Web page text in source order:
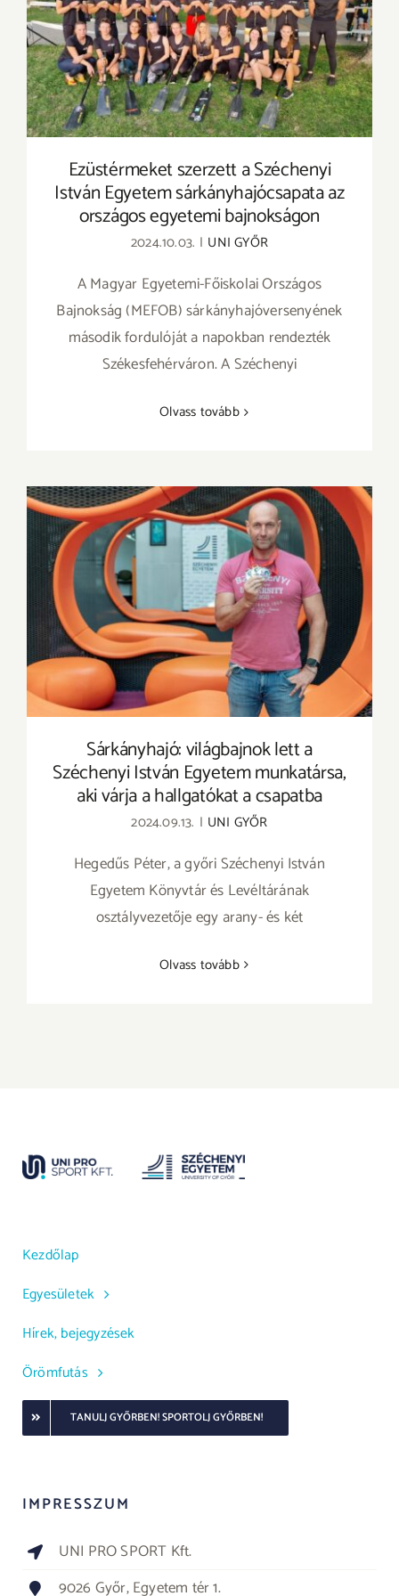
Ezüstérmeket szerzett a Széchenyi István
Egyetem sárkányhajócsapata az országos
egyetemi bajnokságon
Ezüstérmeket szerzett a Széchenyi
István Egyetem sárkányhajócsapata az
országos egyetemi bajnokságon
2024.10.03. | UNI GYŐR
A Magyar Egyetemi-Főiskolai Országos
Bajnokság (MEFOB) sárkányhajóversenyének
második fordulóját a napokban rendezték
Székesfehérváron. A Széchenyi
Olvass tovább
Sárkányhajó: világbajnok lett a Széchenyi
István Egyetem munkatársa, aki várja a
hallgatókat a csapatba
Sárkányhajó: világbajnok lett a
Széchenyi István Egyetem munkatársa,
aki várja a hallgatókat a csapatba
2024.09.13. | UNI GYŐR
Hegedűs Péter, a győri Széchenyi István
Egyetem Könyvtár és Levéltárának
osztályvezetője egy arany- és két
Olvass tovább
Kezdőlap
Egyesületek
Hírek, bejegyzések
Örömfutás
TANULJ GYŐRBEN! SPORTOLJ GYŐRBEN!
IMPRESSZUM
UNI PRO SPORT Kft.
9026 Győr, Egyetem tér 1.